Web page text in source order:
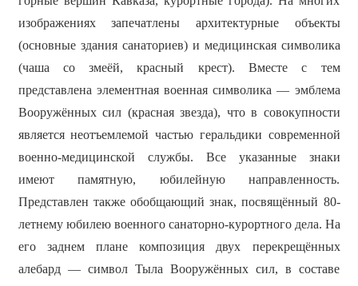
изображениях запечатлены архитектурные объекты
(основные здания санаториев) и медицинская символика
(чаша со змеёй, красный крест). Вместе с тем
представлена элементная военная символика — эмблема
Вооружённых сил (красная звезда), что в совокупности
является неотъемлемой частью геральдики современной
военно-медицинской службы. Все указанные знаки
имеют памятную, юбилейную направленность.
Представлен также обобщающий знак, посвящённый 80-
летнему юбилею военного санаторно-курортного дела. На
его заднем плане композиция двух перекрещённых
алебард — символ Тыла Вооружённых сил, в составе